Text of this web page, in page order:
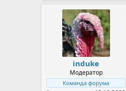
induke
Модератор
Команда форума